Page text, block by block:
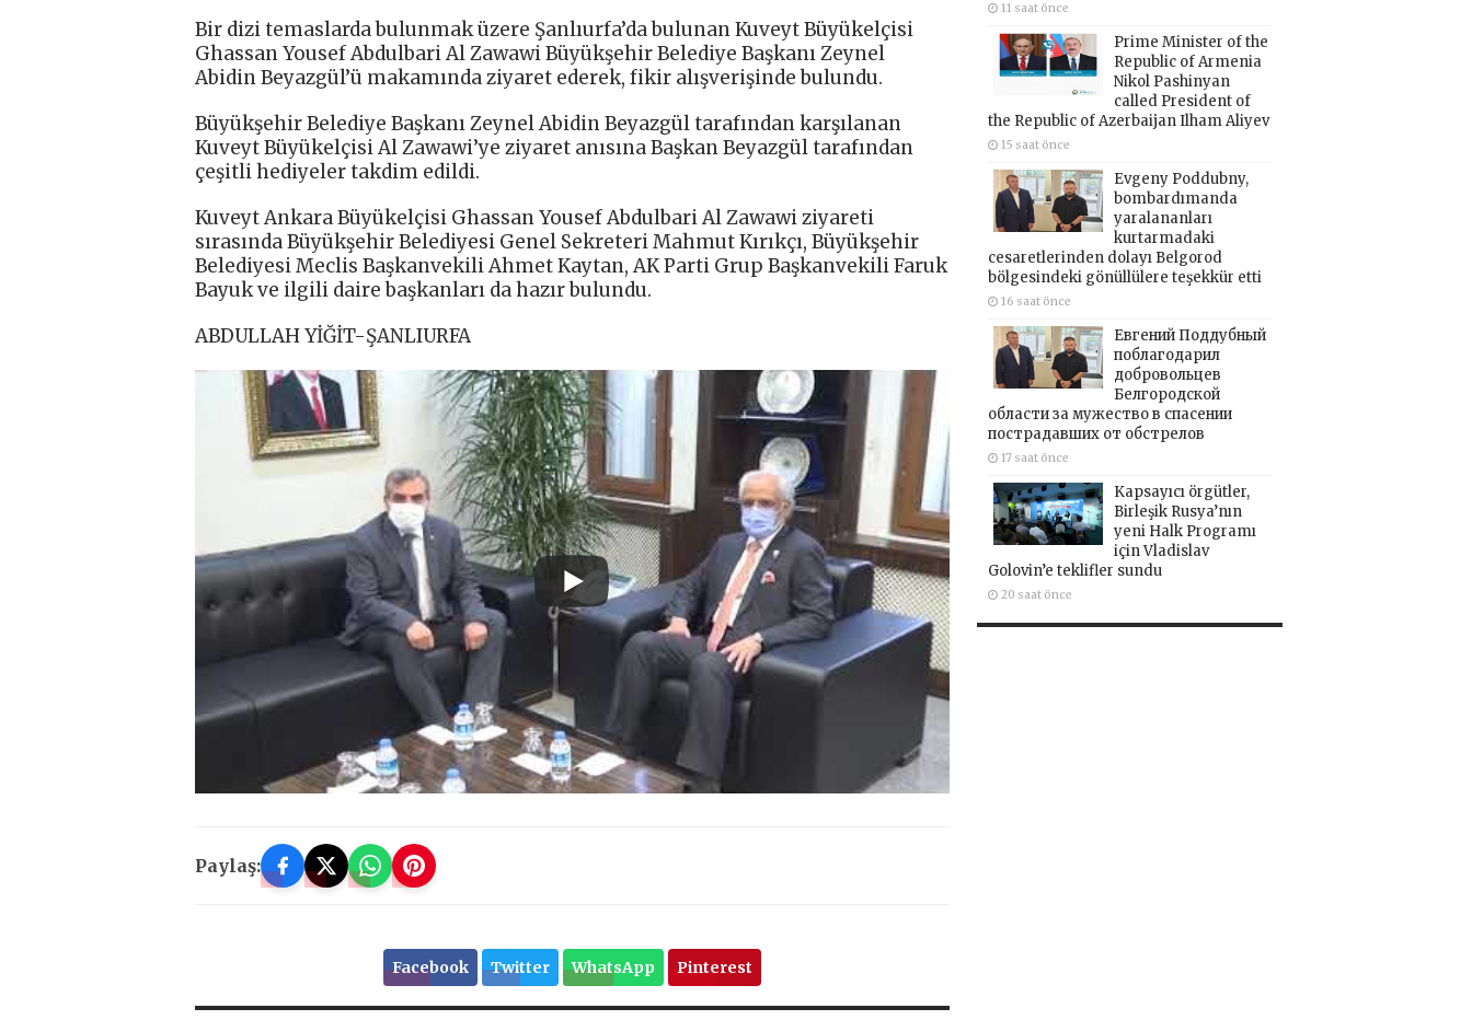
Bir dizi temaslarda bulunmak üzere Şanlıurfa’da bulunan Kuveyt Büyükelçisi
Ghassan Yousef Abdulbari Al Zawawi Büyükşehir Belediye Başkanı Zeynel
Abidin Beyazgül’ü makamında ziyaret ederek, fikir alışverişinde bulundu.
Büyükşehir Belediye Başkanı Zeynel Abidin Beyazgül tarafından karşılanan
Kuveyt Büyükelçisi Al Zawawi’ye ziyaret anısına Başkan Beyazgül tarafından
çeşitli hediyeler takdim edildi.
Kuveyt Ankara Büyükelçisi Ghassan Yousef Abdulbari Al Zawawi ziyareti
sırasında Büyükşehir Belediyesi Genel Sekreteri Mahmut Kırıkçı, Büyükşehir
Belediyesi Meclis Başkanvekili Ahmet Kaytan, AK Parti Grup Başkanvekili Faruk
Bayuk ve ilgili daire başkanları da hazır bulundu.
ABDULLAH YİĞİT-ŞANLIURFA
Paylaş:
Facebook Twitter WhatsApp Pinterest
11 saat önce
Prime Minister of the
Republic of Armenia
Nikol Pashinyan
called President of
the Republic of Azerbaijan Ilham Aliyev
15 saat önce
Evgeny Poddubny,
bombardımanda
yaralananları
kurtarmadaki
cesaretlerinden dolayı Belgorod
bölgesindeki gönüllülere teşekkür etti
16 saat önce
Евгений Поддубный
поблагодарил
добровольцев
Белгородской
области за мужество в спасении
пострадавших от обстрелов
17 saat önce
Kapsayıcı örgütler,
Birleşik Rusya’nın
yeni Halk Programı
için Vladislav
Golovin’e teklifler sundu
20 saat önce